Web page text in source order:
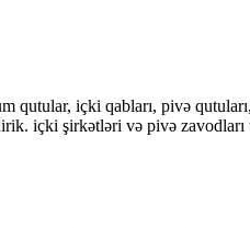
qutular, içki qabları, pivə
içki şirkətləri və pivə zavodları